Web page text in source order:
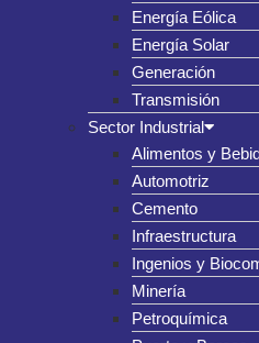
Energía Eólica
Energía Solar
Generación
Transmisión
Sector Industrial
Alimentos y
Automotriz
Cemento
Infraestructura
Ingenios y
Minería
Petroquímica